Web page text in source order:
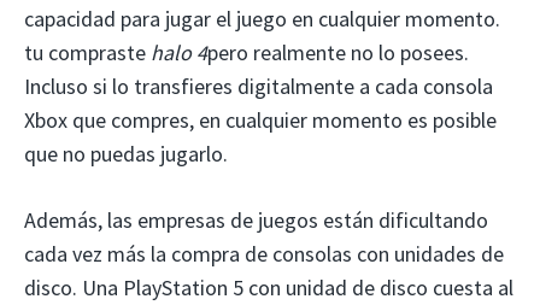
capacidad para jugar el juego en cualquier momento.
tu compraste halo 4pero realmente no lo posees.
Incluso si lo transfieres digitalmente a cada consola
Xbox que compres, en cualquier momento es posible
que no puedas jugarlo.
Además, las empresas de juegos están dificultando
cada vez más la compra de consolas con unidades de
disco. Una PlayStation 5 con unidad de disco cuesta al